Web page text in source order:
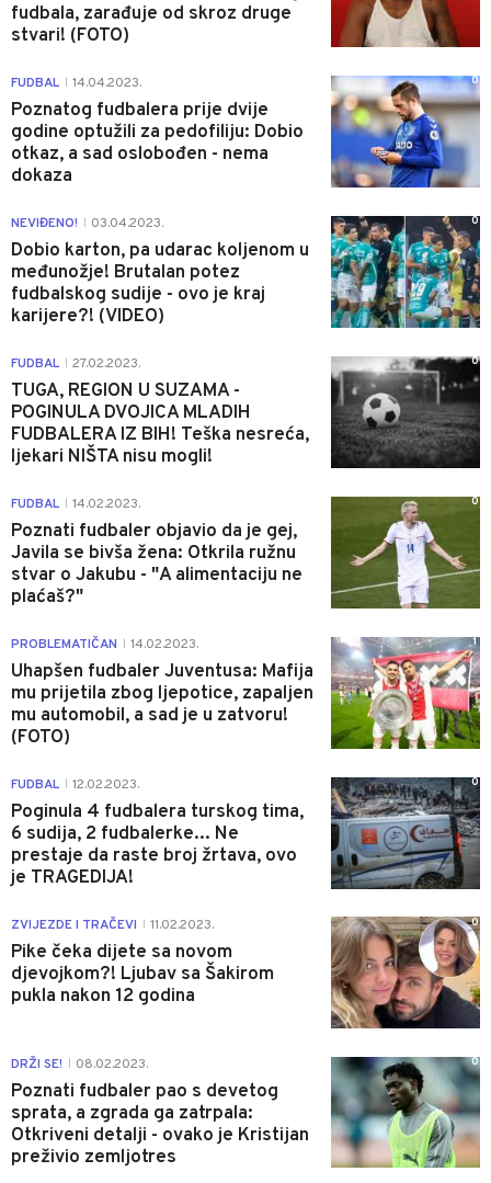
fudbala, zarađuje od skroz druge
stvari! (FOTO)
FUDBAL 14.04.2023.
Poznatog fudbalera prije dvije
godine optužili za pedofiliju: Dobio
otkaz, a sad oslobođen - nema
dokaza
0
NEVIĐENO! 03.04.2023.
Dobio karton, pa udarac koljenom u
međunožje! Brutalan potez
fudbalskog sudije - ovo je kraj
karijere?! (VIDEO)
0
FUDBAL 27.02.2023.
TUGA, REGION U SUZAMA -
POGINULA DVOJICA MLADIH
FUDBALERA IZ BIH! Teška nesreća,
ljekari NIŠTA nisu mogli!
0
FUDBAL 14.02.2023.
Poznati fudbaler objavio da je gej,
Javila se bivša žena: Otkrila ružnu
stvar o Jakubu - "A alimentaciju ne
plaćaš?"
0
PROBLEMATIČAN 14.02.2023.
Uhapšen fudbaler Juventusa: Mafija
mu prijetila zbog ljepotice, zapaljen
mu automobil, a sad je u zatvoru!
(FOTO)
1
FUDBAL 12.02.2023.
Poginula 4 fudbalera turskog tima,
6 sudija, 2 fudbalerke... Ne
prestaje da raste broj žrtava, ovo
je TRAGEDIJA!
0
ZVIJEZDE I TRAČEVI 11.02.2023.
Pike čeka dijete sa novom
djevojkom?! Ljubav sa Šakirom
pukla nakon 12 godina
0
DRŽI SE! 08.02.2023.
Poznati fudbaler pao s devetog
sprata, a zgrada ga zatrpala:
Otkriveni detalji - ovako je Kristijan
preživio zemljotres
0